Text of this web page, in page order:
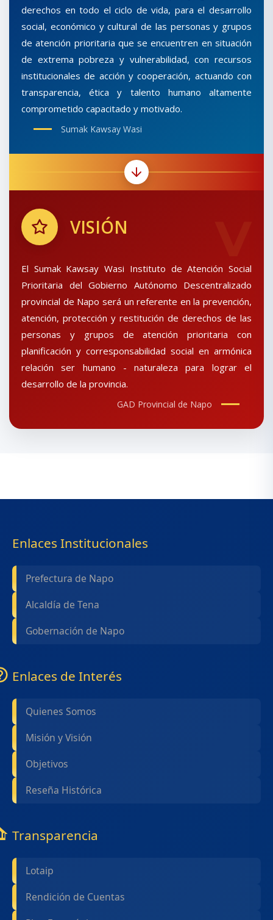
derechos en todo el ciclo de vida, para el desarrollo
social, económico y cultural de las personas y grupos
de atención prioritaria que se encuentren en situación
de extrema pobreza y vulnerabilidad, con recursos
institucionales de acción y cooperación, actuando con
transparencia, ética y talento humano altamente
comprometido capacitado y motivado.
Sumak Kawsay Wasi
VISIÓN
El Sumak Kawsay Wasi Instituto de Atención Social
Prioritaria del Gobierno Autónomo Descentralizado
provincial de Napo será un referente en la prevención,
atención, protección y restitución de derechos de las
personas y grupos de atención prioritaria con
planificación y corresponsabilidad social en armónica
relación ser humano - naturaleza para lograr el
desarrollo de la provincia.
GAD Provincial de Napo
Enlaces Institucionales
Prefectura de Napo
Alcaldía de Tena
Gobernación de Napo
Enlaces de Interés
Quienes Somos
Misión y Visión
Objetivos
Reseña Histórica
Transparencia
Lotaip
Rendición de Cuentas